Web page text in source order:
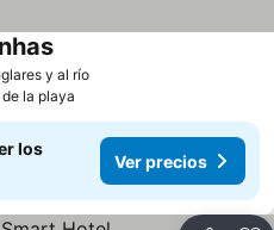
y al ríoVer precios
Ver precios
la playa
los
Ver precios